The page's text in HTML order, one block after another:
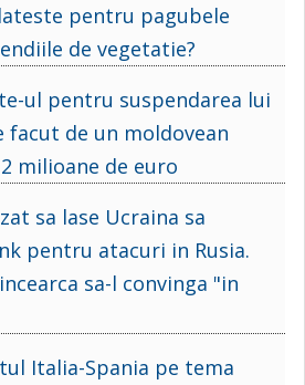
pentru pagubele
de vegetatie?
ul pentru suspendarea lui
facut de un moldovean
milioane de euro
sa lase Ucraina sa
pentru atacuri in Rusia.
sa-l convinga "in
Italia-Spania pe tema